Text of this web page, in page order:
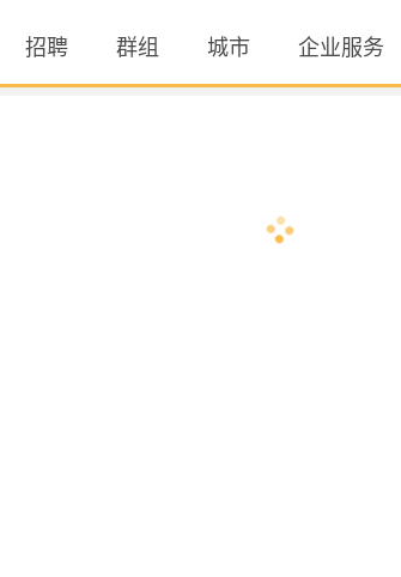
招聘 群组 城市 企业服务